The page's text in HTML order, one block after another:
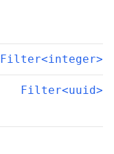
Filter<integer>
Filter<uuid>